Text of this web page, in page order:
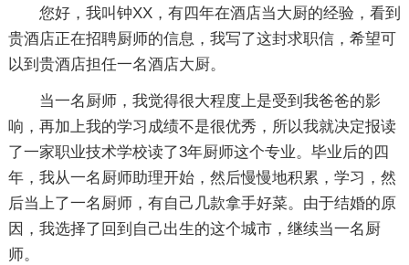
您好，我叫钟XX，有四年在酒店当大厨的经验，看到
贵酒店正在招聘厨师的信息，我写了这封求职信，希望可
以到贵酒店担任一名酒店大厨。
当一名厨师，我觉得很大程度上是受到我爸爸的影
响，再加上我的学习成绩不是很优秀，所以我就决定报读
了一家职业技术学校读了3年厨师这个专业。毕业后的四
年，我从一名厨师助理开始，然后慢慢地积累，学习，然
后当上了一名厨师，有自己几款拿手好菜。由于结婚的原
因，我选择了回到自己出生的这个城市，继续当一名厨
师。